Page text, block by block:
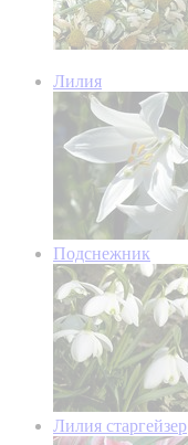
Лилия
Подснежник
Лилия старгейзер